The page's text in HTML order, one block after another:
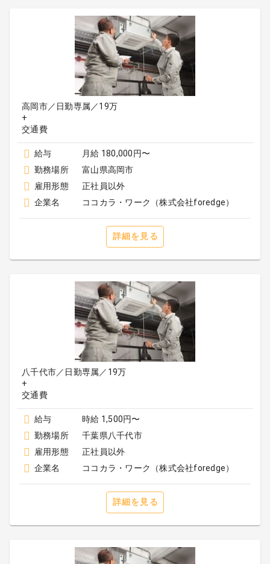
高岡市／日勤専属／19万
+
交通費
給与
月給 180,000円〜
勤務場所
富山県高岡市
雇用形態
正社員以外
企業名
ココカラ・ワーク（株式会社foredge）
詳細を見る
八千代市／日勤専属／19万
+
交通費
給与
時給 1,500円〜
勤務場所
千葉県八千代市
雇用形態
正社員以外
企業名
ココカラ・ワーク（株式会社foredge）
詳細を見る